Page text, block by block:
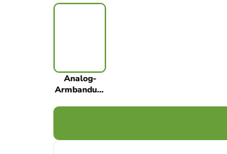
Analog-
Armbanduhr